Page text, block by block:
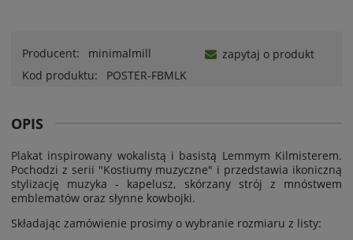
Producent:
minimalmill
Kod produktu:
POSTER-FBMLK
zapytaj o produkt
OPIS
Plakat inspirowany wokalistą i basistą Lemmym Kilmisterem.
Pochodzi z serii "Kostiumy muzyczne" i przedstawia ikoniczną
stylizację muzyka - kapelusz, skórzany strój z mnóstwem
emblematów oraz słynne kowbojki.
Składając zamówienie prosimy o wybranie rozmiaru z listy: